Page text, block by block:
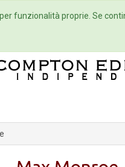
Eventi
funzionalità proprie. Se